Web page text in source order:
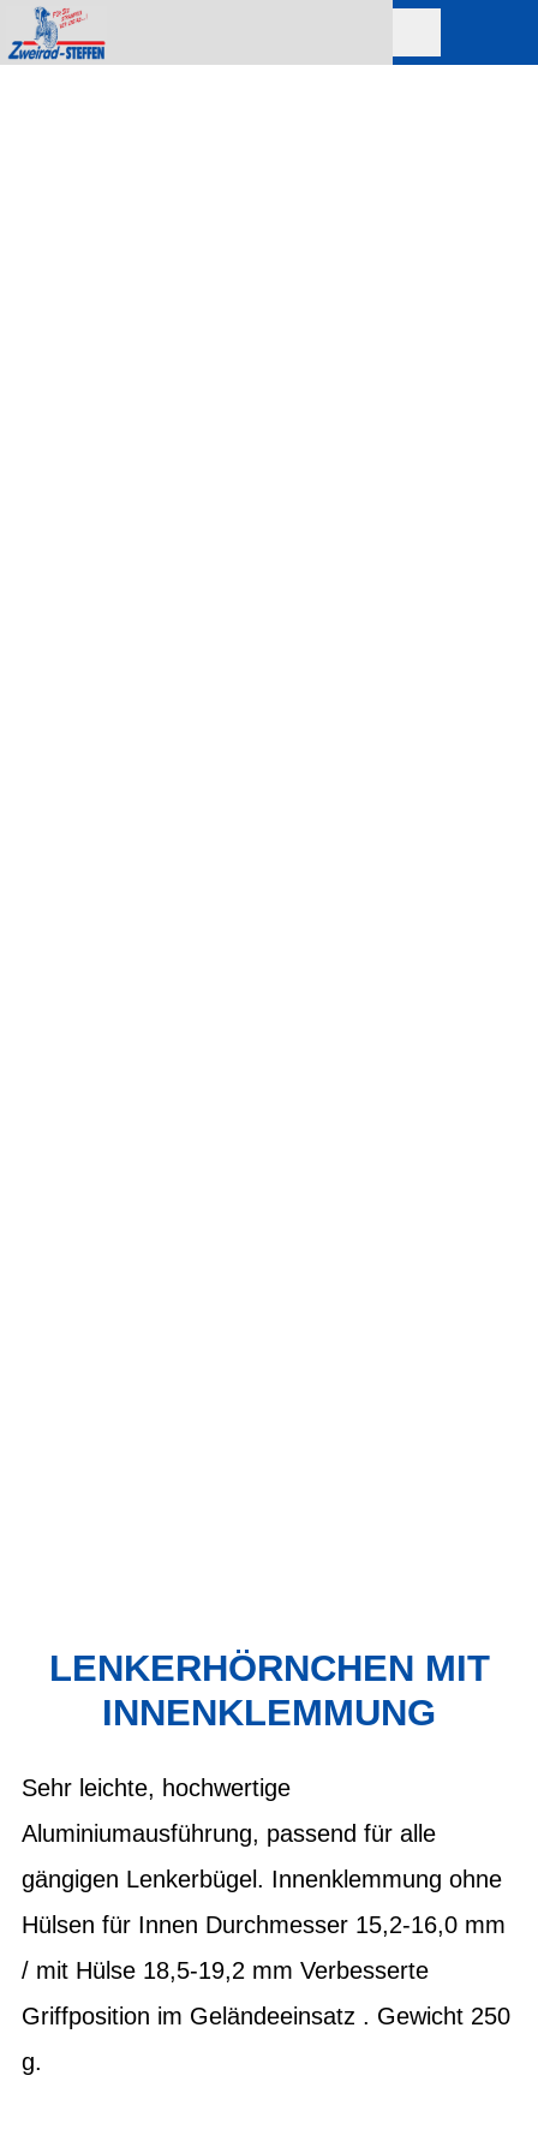
LENKERHÖRNCHEN MIT
INNENKLEMMUNG
Sehr leichte, hochwertige
Aluminiumausführung, passend für alle
gängigen Lenkerbügel. Innenklemmung ohne
Hülsen für Innen Durchmesser 15,2-16,0 mm
/ mit Hülse 18,5-19,2 mm Verbesserte
Griffposition im Geländeeinsatz . Gewicht 250
g.